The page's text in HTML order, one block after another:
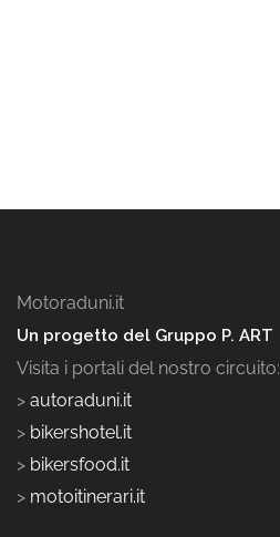
Motoraduni.it
Un progetto del Gruppo P. ART
Visita i portali del nostro circuito:
> autoraduni.it
> bikershotel.it
> bikersfood.it
> motoitinerari.it